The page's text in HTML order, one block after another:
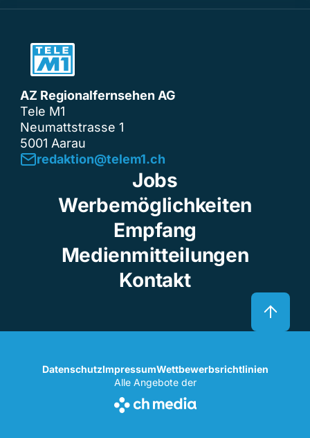
AZ Regionalfernsehen AG
Tele M1
Neumattstrasse 1
5001 Aarau
redaktion@telem1.ch
Jobs
Werbemöglichkeiten
Empfang
Medienmitteilungen
Kontakt
DatenschutzImpressumWettbewerbsrichtlinien
Alle Angebote der